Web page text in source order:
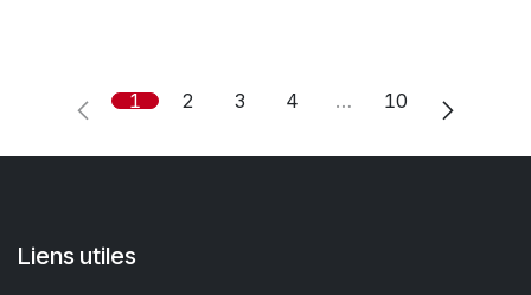
1 2 3 4 … 10
Liens utiles